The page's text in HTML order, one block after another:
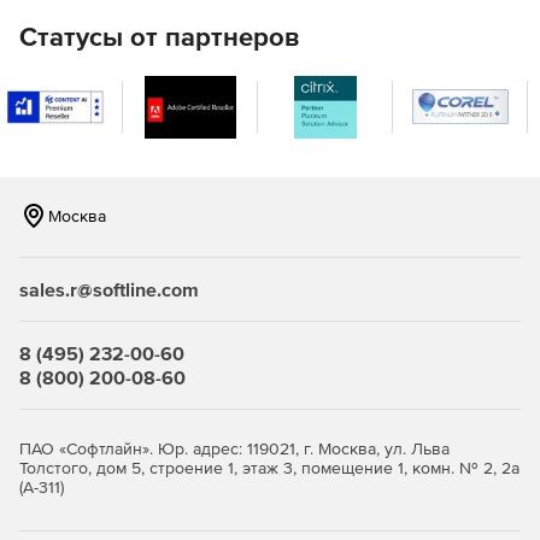
предустановленные зависимости при их размещении на
Продукт прост и понятен в освоении. Приступать к
работе можно практически сразу после его инсталляции.
2023:
Платформы:
AutoCAD 2023, Inventor 2022, Inventor 2023.
Команда «Местный разрез» позволяет автоматически
получать изображения элементов базы типа
Статусы от партнеров
Москва
sales.r@softline.com
8 (495) 232-00-60
8 (800) 200-08-60
ПАО «Софтлайн». Юр. адрес: 119021, г. Москва, ул. Льва
Толстого, дом 5, строение 1, этаж 3, помещение 1, комн. № 2, 2а
(А-311)